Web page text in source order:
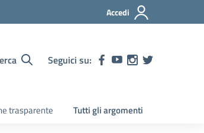
Accedi
Seguici su:
trasparente Tutti gli argomenti